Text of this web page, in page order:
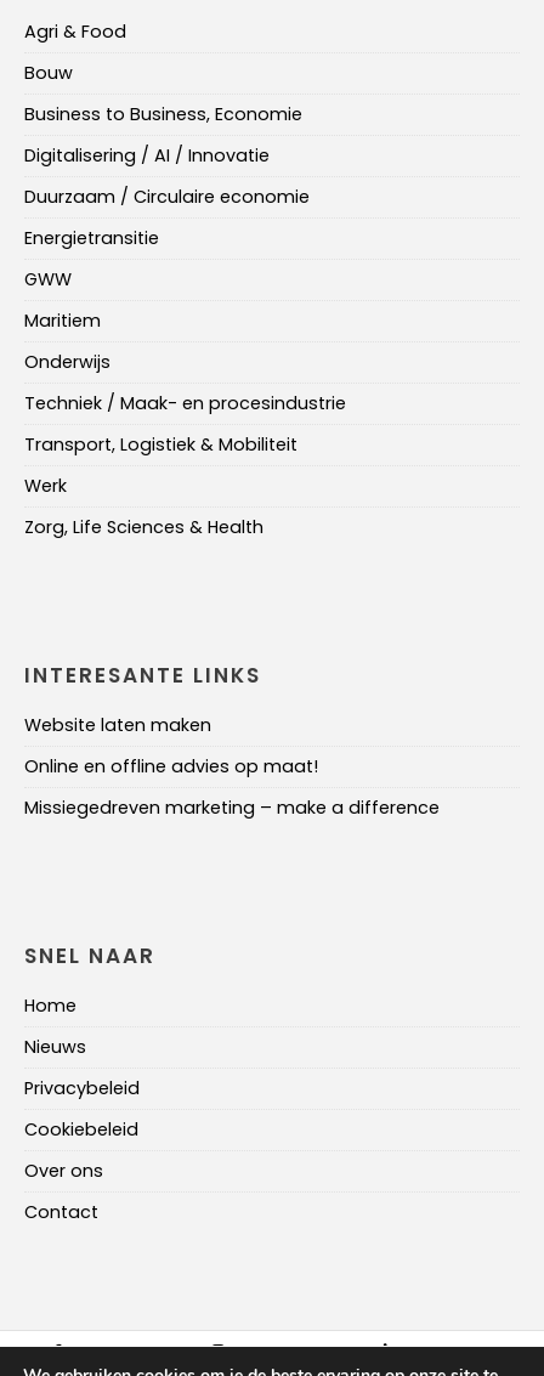
Agri & Food
Bouw
Business to Business, Economie
Digitalisering / AI / Innovatie
Duurzaam / Circulaire economie
Energietransitie
GWW
Maritiem
Onderwijs
Techniek / Maak- en procesindustrie
Transport, Logistiek & Mobiliteit
Werk
Zorg, Life Sciences & Health
INTERESANTE LINKS
Website laten maken
Online en offline advies op maat!
Missiegedreven marketing – make a difference
SNEL NAAR
Home
Nieuws
Privacybeleid
Cookiebeleid
Over ons
Contact
FACEBOOK INSTAGRAM LINKEDIN